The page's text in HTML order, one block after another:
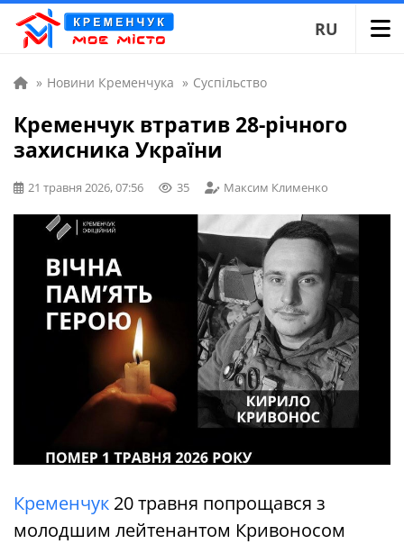
RU
» Новини Кременчука » Суспільство
Кременчук втратив 28-річного
захисника України
21 травня 2026, 07:56 35 Максим Клименко
Кременчук 20 травня попрощався з
молодшим лейтенантом Кривоносом